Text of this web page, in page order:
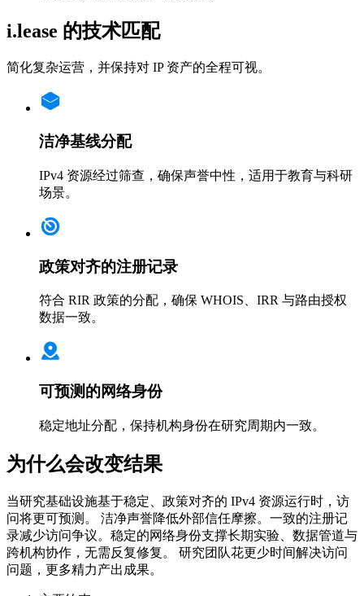
i.lease 的技术匹配
简化复杂运营，并保持对 IP 资产的全程可视。
洁净基线分配
IPv4 资源经过筛查，确保声誉中性，适用于教育与科研
场景。
政策对齐的注册记录
符合 RIR 政策的分配，确保 WHOIS、IRR 与路由授权
数据一致。
可预测的网络身份
稳定地址分配，保持机构身份在研究周期内一致。
为什么会改变结果
当研究基础设施基于稳定、政策对齐的 IPv4 资源运行时，访
问将更可预测。 洁净声誉降低外部信任摩擦。一致的注册记
录减少访问争议。稳定的网络身份支撑长期实验、数据管道与
跨机构协作，无需反复修复。 研究团队花更少时间解决访问
问题，更多精力产出成果。